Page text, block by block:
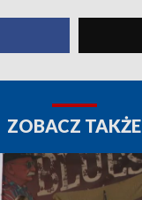
ZOBACZ TAKŻE